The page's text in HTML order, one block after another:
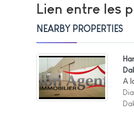
Lien entre les
NEARBY PROPERTIES
A